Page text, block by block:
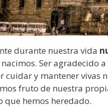
durante nuestra vida
Ser agradecido
cuidar y mantener
fruto de nuestra
que hemos heredado.